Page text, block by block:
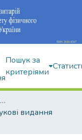
Пошук за
критеріями
Навчально-науковий олімпійський інститут
видання